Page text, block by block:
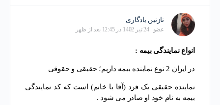
نازنین یادگاری
عضو 24 تیر 1402 در 12:45 بعد از ظهر
انواع نمایندگی بیمه :
در ایران 2 نوع نماینده بیمه داریم؛ حقیقی و حقوقی
نماینده حقیقی یک فرد (آقا یا خانم) است که کد نمایندگی
بیمه به نام خود او صادر می شود .